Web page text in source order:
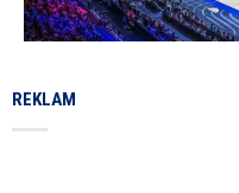
REKLAM